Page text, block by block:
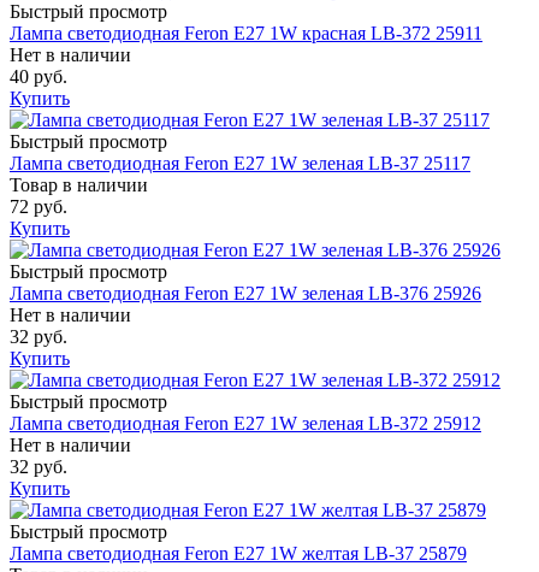
Быстрый просмотр
Лампа светодиодная Feron E27 1W красная LB-372 25911
Нет в наличии
40 руб.
Купить
Быстрый просмотр
Лампа светодиодная Feron E27 1W зеленая LB-37 25117
Товар в наличии
72 руб.
Купить
Быстрый просмотр
Лампа светодиодная Feron E27 1W зеленая LB-376 25926
Нет в наличии
32 руб.
Купить
Быстрый просмотр
Лампа светодиодная Feron E27 1W зеленая LB-372 25912
Нет в наличии
32 руб.
Купить
Быстрый просмотр
Лампа светодиодная Feron E27 1W желтая LB-37 25879